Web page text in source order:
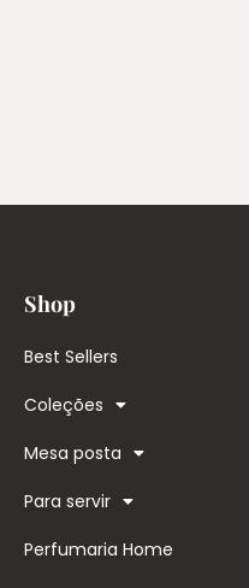
Shop
Best Sellers
Coleções
Mesa posta
Para servir
Perfumaria Home